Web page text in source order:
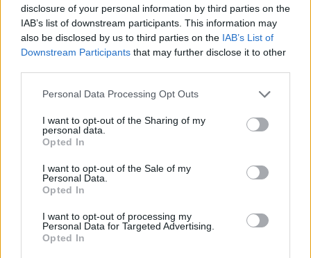
disclosure of your personal information by third parties on the
IAB’s list of downstream participants. This information may
also be disclosed by us to third parties on the IAB’s List of
Downstream Participants that may further disclose it to other
Please note that this website/app uses one or more Google
not limited to your visit or usage behaviour. You may click to
grant or deny consent to Google and its third-party tags to
use your data for below specified purposes in below Google
consent section.
Personal Data Processing Opt Outs
I want to opt-out of the Sharing of my
personal data.
Opted In
I want to opt-out of the Sale of my
Personal Data.
Opted In
I want to opt-out of processing my
Personal Data for Targeted Advertising.
Opted In
Pierīgā notikusi smaga
avārija – viens no
notikuma vietas
“Man nebija tās mātes
jūtas…” Elīna
laiku pēc dēla
piedzimšanas